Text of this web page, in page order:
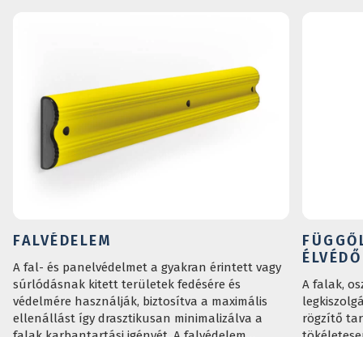
FALVÉDELEM
A fal- és panelvédelmet a gyakran érintett vagy
súrlódásnak kitett területek fedésére és
védelmére használják, biztosítva a maximális
ellenállást így drasztikusan minimalizálva a
ÉLVÉDŐ
A falak,
rögzítő